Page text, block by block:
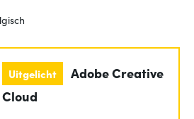
Uitgelicht
Adobe Creative
Cloud